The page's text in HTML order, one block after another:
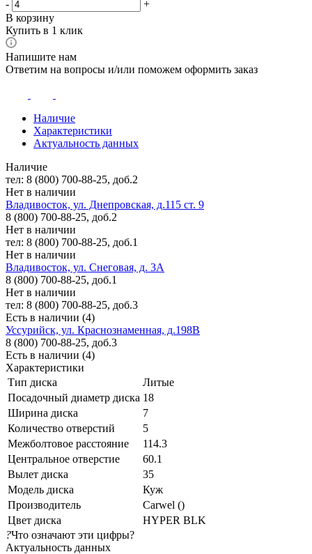
-
+
В корзину
Купить в 1 клик
Напишите нам
Ответим на вопросы и/или поможем оформить заказ
Наличие
Характеристики
Актуальность данных
Наличие
тел: 8 (800) 700-88-25, доб.2
Нет в наличии
Владивосток, ул. Днепровская, д.115 ст. 9
8 (800) 700-88-25, доб.2
Нет в наличии
тел: 8 (800) 700-88-25, доб.1
Нет в наличии
Владивосток, ул. Снеговая, д. 3А
8 (800) 700-88-25, доб.1
Нет в наличии
тел: 8 (800) 700-88-25, доб.3
Есть в наличии (4)
Уссурийск, ул. Краснознаменная, д.198В
8 (800) 700-88-25, доб.3
Есть в наличии (4)
Характеристики
Тип диска
Литые
Посадочный диаметр диска 18
Ширина диска
7
Количество отверстий
5
Межболтовое расстояние
114.3
Центральное отверстие
60.1
Вылет диска
35
Модель диска
Куж
Производитель
Carwel ()
Цвет диска
HYPER BLK
?Что означают эти цифры?
Актуальность данных